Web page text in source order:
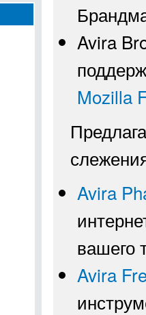
Avira
Mozilla
Avira
вашего
Avira